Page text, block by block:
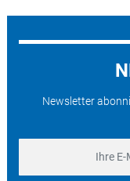
Newsletter